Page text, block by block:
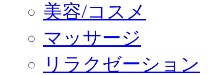
美容/コスメ
マッサージ
リラクゼーション